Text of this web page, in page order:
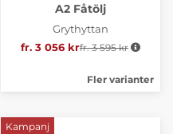
A2 Fåtölj
Grythyttan
fr. 3 056 krOrdinarie pris:
fr. 3 595 kr
Fler varianter
Kampanj